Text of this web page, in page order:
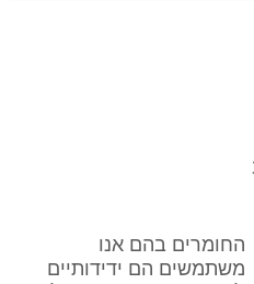
החומרים בהם אנו
משתמשים הם ידידותיים